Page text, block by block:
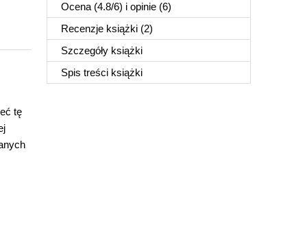
Ocena (4.8/6) i opinie (6)
Recenzje książki (2)
Szczegóły książki
Spis treści książki
tę